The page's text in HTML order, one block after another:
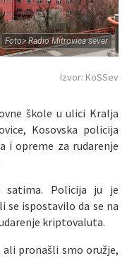
Foto> Radio Mitrovica sever
Izvor: KoSSev
škole u ulici Kralja
Kosovska policija
i opreme za rudarenje
satima. Policija ju je
se ispostavilo da se na
kriptovaluta.
pronašli smo oružje,